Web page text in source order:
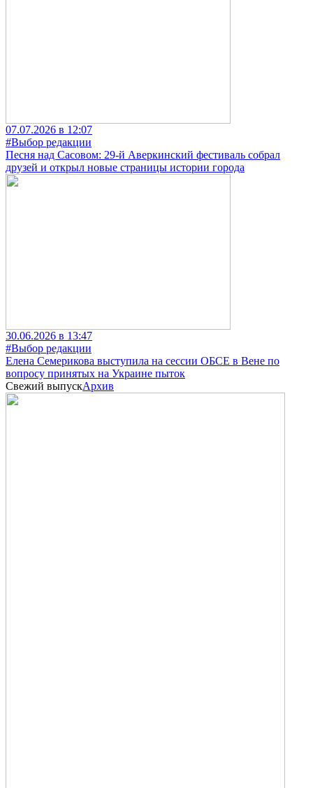
07.07.2026 в 12:07
#Выбор редакции
Песня над Сасовом: 29-й Аверкинский фестиваль собрал
друзей и открыл новые страницы истории города
30.06.2026 в 13:47
#Выбор редакции
Елена Семерикова выступила на сессии ОБСЕ в Вене по
вопросу принятых на Украине пыток
Свежий выпускАрхив